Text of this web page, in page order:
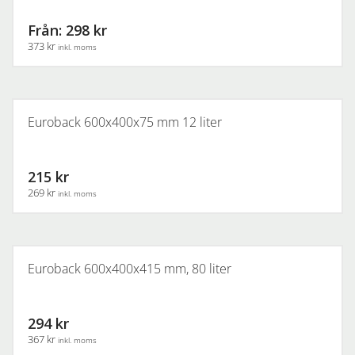
olika
Från: 298 kr
373 kr inkl. moms
olika
Euroback 600x400x75 mm 12 liter
215 kr
269 kr inkl. moms
Euroback 600x400x415 mm, 80 liter
294 kr
367 kr inkl. moms